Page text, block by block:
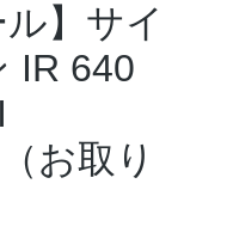
ル】サイ
IR 640
お取り